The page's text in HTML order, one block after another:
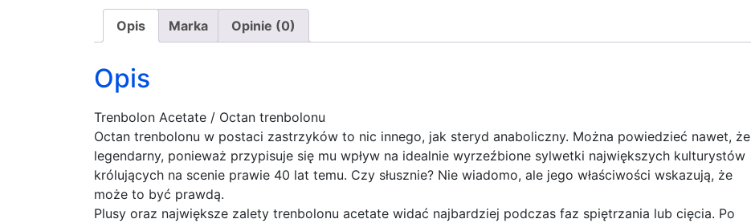
Opis Marka Opinie (0)
Opis
Trenbolon Acetate / Octan trenbolonu
Octan trenbolonu w postaci zastrzyków to nic innego, jak steryd anaboliczny. Można powiedzieć nawet, że
legendarny, ponieważ przypisuje się mu wpływ na idealnie wyrzeźbione sylwetki największych kulturystów
królujących na scenie prawie 40 lat temu. Czy słusznie? Nie wiadomo, ale jego właściwości wskazują, że
może to być prawdą.
Plusy oraz największe zalety trenbolonu acetate widać najbardziej podczas faz spiętrzania lub cięcia. Po